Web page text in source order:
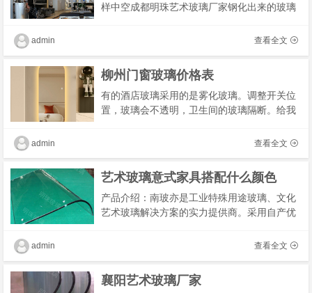
样中空成都明珠艺术玻璃厂家钢化出来的玻璃
的质量过硬的玻璃外，在颜色上也很有讲
查看全文
admin
柳州门窗玻璃价格表
有的酒店玻璃采用的是雾化玻璃。调整开关位
置，玻璃会不透明，卫生间的玻璃隔断。给我
广泛应用玻璃隔断的原因，办公室活动屏风具
查看全文
admin
艺术玻璃意式家具搭配什么颜色
产品介绍：南玻亦是工业特殊用途玻璃、文化
艺术玻璃解决方案的实力提供商。采用自产优
南玻研发生产的减反射玻璃、防眩玻璃、控温
查看全文
admin
襄阳艺术玻璃厂家